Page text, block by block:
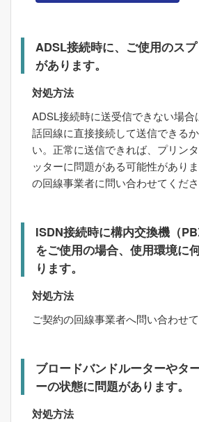
ADSL接続時に、ご使用のス
があります。
対処方法
ADSL接続時に送受信できない場合
話回線に直接接続して送信できる
い。正常に送信できれば、プリン
ッターに問題がある可能性があり
の回線事業者に問い合わせてくださ
ISDN接続時に構内交換機（
をご使用の場合、使用環境に
ります。
対処方法
ご契約の回線事業者へ問い合わせて
ブロードバンドルーターやタ
ーの状態に問題があります。
対処方法